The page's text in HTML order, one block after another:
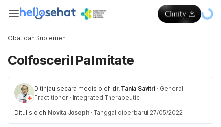
Obat dan Suplemen
Colfosceril Palmitate
Ditinjau secara medis oleh dr. Tania Savitri · General
Practitioner · Integrated Therapeutic
Ditulis oleh Novita Joseph · Tanggal diperbarui 27/05/2022